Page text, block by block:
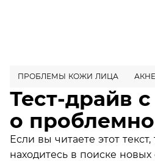
ПРОБЛЕМЫ КОЖИ ЛИЦА АКНЕ
Тест-драйв
о
Если вы читаете этот текст,
находитесь в поиске новых